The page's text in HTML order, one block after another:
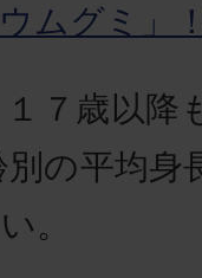
ムグミ」
７歳以降
の平均身
。